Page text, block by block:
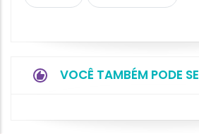
VOCÊ TAMBÉM PODE